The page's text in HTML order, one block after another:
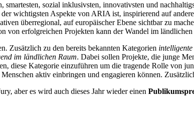
smartesten, sozial inklusivsten, innovativsten und
der wichtigsten Aspekte von ARIA ist, inspirierend auf
überregional, auf europäischer Ebene sichtbar zu
von erfolgreichen Projekten kann der Wandel im
Zusätzlich zu den bereits bekannten Kategorien
im ländlichen Raum. Dabei sollen Projekte, die junge
diese Kategorie einzuführen um die tragende Rolle von
aktiv einbringen und engagieren können.
aber es wird auch dieses Jahr wieder einen